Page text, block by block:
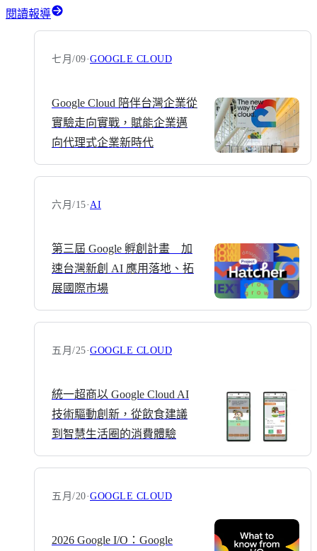
閱讀報導
七月/09·GOOGLE CLOUD
Google Cloud 陪伴台灣企業從
實驗走向實戰，賦能企業邁
向代理式企業新時代
六月/15·AI
第三屆 Google 孵創計畫 加
速台灣新創 AI 應用落地、拓
展國際市場
五月/25·GOOGLE CLOUD
統一超商以 Google Cloud AI
技術驅動創新，從飲食建議
到智慧生活圈的消費體驗
五月/20·GOOGLE CLOUD
2026 Google I/O：Google